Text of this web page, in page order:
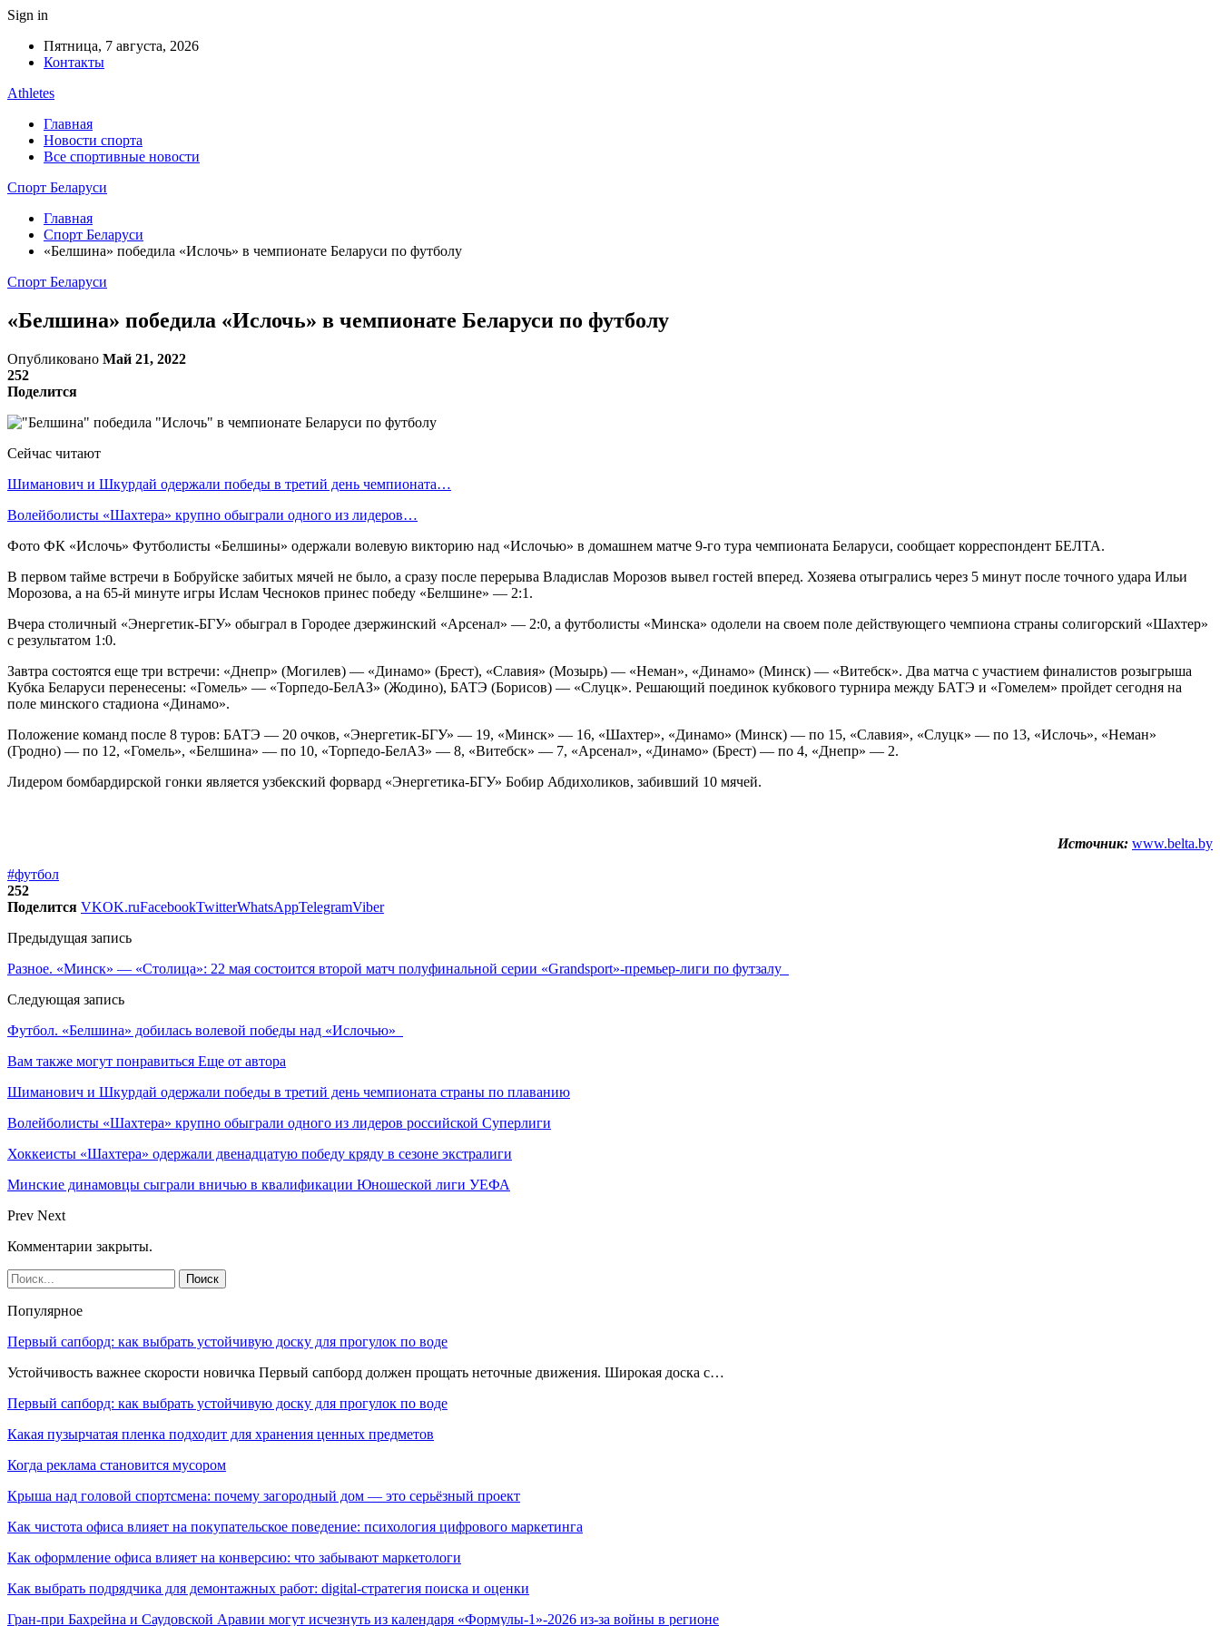
Sign in
Пятница, 7 августа, 2026
Контакты
Athletes
Главная
Новости спорта
Все спортивные новости
Спорт Беларуси
Главная
Спорт Беларуси
«Белшина» победила «Ислочь» в чемпионате Беларуси по футболу
Спорт Беларуси
«Белшина» победила «Ислочь» в чемпионате Беларуси по футболу
Опубликовано Май 21, 2022
252
Поделится
Сейчас читают
Шиманович и Шкурдай одержали победы в третий день чемпионата…
Волейболисты «Шахтера» крупно обыграли одного из лидеров…
Фото ФК «Ислочь» Футболисты «Белшины» одержали волевую викторию над «Ислочью» в домашнем матче 9-го тура чемпионата Беларуси, сообщает корреспондент БЕЛТА.
В первом тайме встречи в Бобруйске забитых мячей не было, а сразу после перерыва Владислав Морозов вывел гостей вперед. Хозяева отыгрались через 5 минут после точного удара Ильи
Морозова, а на 65-й минуте игры Ислам Чесноков принес победу «Белшине» — 2:1.
Вчера столичный «Энергетик-БГУ» обыграл в Городее дзержинский «Арсенал» — 2:0, а футболисты «Минска» одолели на своем поле действующего чемпиона страны солигорский «Шахтер»
с результатом 1:0.
Завтра состоятся еще три встречи: «Днепр» (Могилев) — «Динамо» (Брест), «Славия» (Мозырь) — «Неман», «Динамо» (Минск) — «Витебск». Два матча с участием финалистов розыгрыша
Кубка Беларуси перенесены: «Гомель» — «Торпедо-БелАЗ» (Жодино), БАТЭ (Борисов) — «Слуцк». Решающий поединок кубкового турнира между БАТЭ и «Гомелем» пройдет сегодня на
поле минского стадиона «Динамо».
Положение команд после 8 туров: БАТЭ — 20 очков, «Энергетик-БГУ» — 19, «Минск» — 16, «Шахтер», «Динамо» (Минск) — по 15, «Славия», «Слуцк» — по 13, «Ислочь», «Неман»
(Гродно) — по 12, «Гомель», «Белшина» — по 10, «Торпедо-БелАЗ» — 8, «Витебск» — 7, «Арсенал», «Динамо» (Брест) — по 4, «Днепр» — 2.
Лидером бомбардирской гонки является узбекский форвард «Энергетика-БГУ» Бобир Абдихоликов, забивший 10 мячей.
Источник: www.belta.by
#футбол
252
Поделится VKOK.ruFacebookTwitterWhatsAppTelegramViber
Предыдущая запись
Разное. «Минск» — «Столица»: 22 мая состоится второй матч полуфинальной серии «Grandsport»-премьер-лиги по футзалу
Следующая запись
Футбол. «Белшина» добилась волевой победы над «Ислочью»
Вам также могут понравиться Еще от автора
Шиманович и Шкурдай одержали победы в третий день чемпионата страны по плаванию
Волейболисты «Шахтера» крупно обыграли одного из лидеров российской Суперлиги
Хоккеисты «Шахтера» одержали двенадцатую победу кряду в сезоне экстралиги
Минские динамовцы сыграли вничью в квалификации Юношеской лиги УЕФА
Prev Next
Комментарии закрыты.
Популярное
Первый сапборд: как выбрать устойчивую доску для прогулок по воде
Устойчивость важнее скорости новичка Первый сапборд должен прощать неточные движения. Широкая доска с…
Первый сапборд: как выбрать устойчивую доску для прогулок по воде
Какая пузырчатая пленка подходит для хранения ценных предметов
Когда реклама становится мусором
Крыша над головой спортсмена: почему загородный дом — это серьёзный проект
Как чистота офиса влияет на покупательское поведение: психология цифрового маркетинга
Как оформление офиса влияет на конверсию: что забывают маркетологи
Как выбрать подрядчика для демонтажных работ: digital-стратегия поиска и оценки
Гран-при Бахрейна и Саудовской Аравии могут исчезнуть из календаря «Формулы-1»-2026 из-за войны в регионе